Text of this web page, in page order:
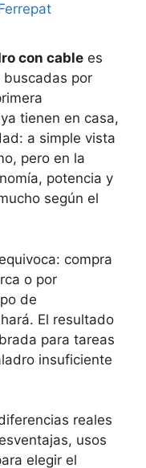
con cable es
buscadas por
tienen en casa,
a simple vista
pero en la
potencia y
según el
compra
o por
de
El resultado
para tareas
insuficiente
reales
usos
elegir el